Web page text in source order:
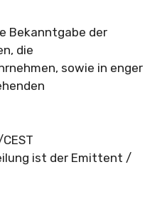
Bekanntgabe der
die
sowie in enger
ist der Emittent /